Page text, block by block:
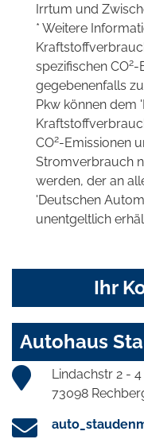
Irrtum und
* Weitere
spezifischen CO2-
gegebenenfalls
Pkw können dem
CO2-Emissionen
Stromverbrauch
werden, der an
'Deutschen
unentgeltlich
Ihr
Autohaus
Lindachstr 2 - 4
73098